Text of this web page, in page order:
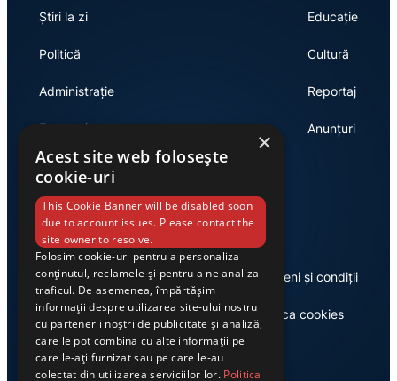
Știri la zi
Politică
Administrație
Economie
Educație
Cultură
Reportaj
Anunțuri
Link-uri utile
Despre noi
Casa de editură Exclusiv
Termeni și condiții
Politica cookies
×
Acest site web folosește
cookie-uri
This Cookie Banner will be disabled soon
due to account issues. Please contact the
site owner to resolve.
Folosim cookie-uri pentru a personaliza
conținutul, reclamele și pentru a ne analiza
traficul. De asemenea, împărtășim
informații despre utilizarea site-ului nostru
cu partenerii noștri de publicitate și analiză,
care le pot combina cu alte informații pe
care le-ați furnizat sau pe care le-au
colectat din utilizarea serviciilor lor. Politica